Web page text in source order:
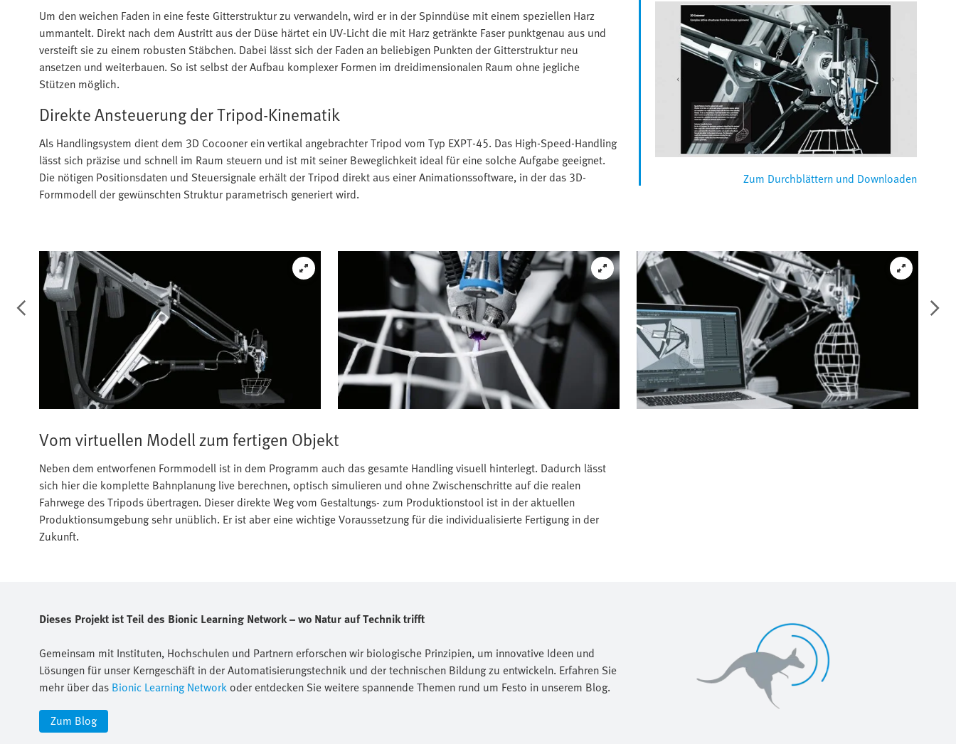
Um den weichen Faden in eine feste Gitterstruktur zu verwandeln, wird er in der Spinndüse mit einem speziellen Harz
ummantelt. Direkt nach dem Austritt aus der Düse härtet ein UV-Licht die mit Harz getränkte Faser punktgenau aus und
versteift sie zu einem robusten Stäbchen. Dabei lässt sich der Faden an beliebigen Punkten der Gitterstruktur neu
ansetzen und weiterbauen. So ist selbst der Aufbau komplexer Formen im dreidimensionalen Raum ohne jegliche
Stützen möglich.
Direkte Ansteuerung der Tripod-Kinematik
Als Handlingsystem dient dem 3D Cocooner ein vertikal angebrachter Tripod vom Typ EXPT-45. Das High-Speed-Handling
lässt sich präzise und schnell im Raum steuern und ist mit seiner Beweglichkeit ideal für eine solche Aufgabe geeignet.
Die nötigen Positionsdaten und Steuersignale erhält der Tripod direkt aus einer Animationssoftware, in der das 3D-
Formmodell der gewünschten Struktur parametrisch generiert wird.
Zum Durchblättern und Downloaden
Vom virtuellen Modell zum fertigen Objekt
Neben dem entworfenen Formmodell ist in dem Programm auch das gesamte Handling visuell hinterlegt. Dadurch lässt
sich hier die komplette Bahnplanung live berechnen, optisch simulieren und ohne Zwischenschritte auf die realen
Fahrwege des Tripods übertragen. Dieser direkte Weg vom Gestaltungs- zum Produktionstool ist in der aktuellen
Produktionsumgebung sehr unüblich. Er ist aber eine wichtige Voraussetzung für die individualisierte Fertigung in der
Zukunft.
Dieses Projekt ist Teil des Bionic Learning Network – wo Natur auf Technik trifft
Gemeinsam mit Instituten, Hochschulen und Partnern erforschen wir biologische Prinzipien, um innovative Ideen und
Lösungen für unser Kerngeschäft in der Automatisierungstechnik und der technischen Bildung zu entwickeln. Erfahren Sie
mehr über das Bionic Learning Networkoder entdecken Sie weitere spannende Themen rund um Festo in unserem Blog.
Zum Blog